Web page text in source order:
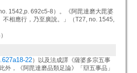
1542,p. 692c5-8）。《阿毘達磨大毘婆
相應行，乃至廣說。」（T27, no. 1545,
22）以及法成譯《薩婆多宗五事
，《阿毘達磨品類足論》「辯五事品」